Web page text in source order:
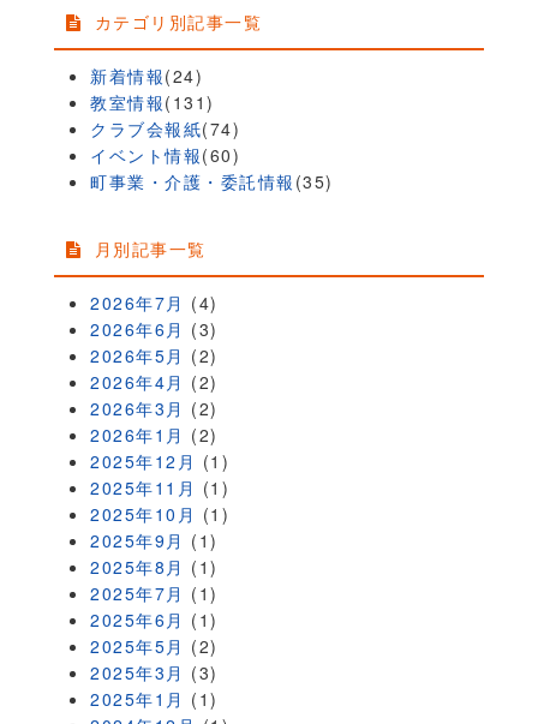
カテゴリ別記事一覧
新着情報(24)
教室情報(131)
クラブ会報紙(74)
イベント情報(60)
町事業・介護・委託情報 (35)
月別記事一覧
2026年7月 (4)
2026年6月 (3)
2026年5月 (2)
2026年4月 (2)
2026年3月 (2)
2026年1月 (2)
2025年12月 (1)
2025年11月 (1)
2025年10月 (1)
2025年9月 (1)
2025年8月 (1)
2025年7月 (1)
2025年6月 (1)
2025年5月 (2)
2025年3月 (3)
2025年1月 (1)